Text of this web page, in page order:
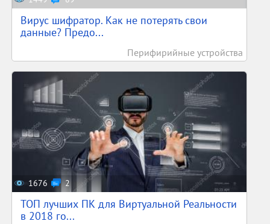
Вирус шифратор. Как не потерять свои
данные? Предо...
Перифирийные устройства
1676 2
ТОП лучших ПК для Виртуальной Реальности
в 2018 го...